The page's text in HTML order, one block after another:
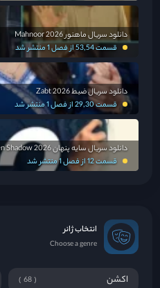
دانلود سریال ماهنور Mahnoor 2026
قسمت 53,54 از فصل 1 منتشر شد
دانلود سریال ضبط Zabt 2026
قسمت 29,30 از فصل 1 منتشر شد
دانلود سریال سایه پنهان The Hidden Shadow 2026
قسمت 12 از فصل 1 منتشر شد
انتخاب ژانر
Choose a genre
اکشن 68